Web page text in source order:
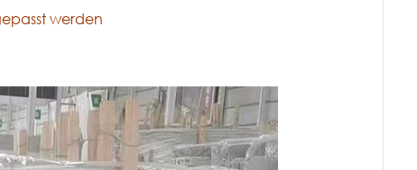
werden